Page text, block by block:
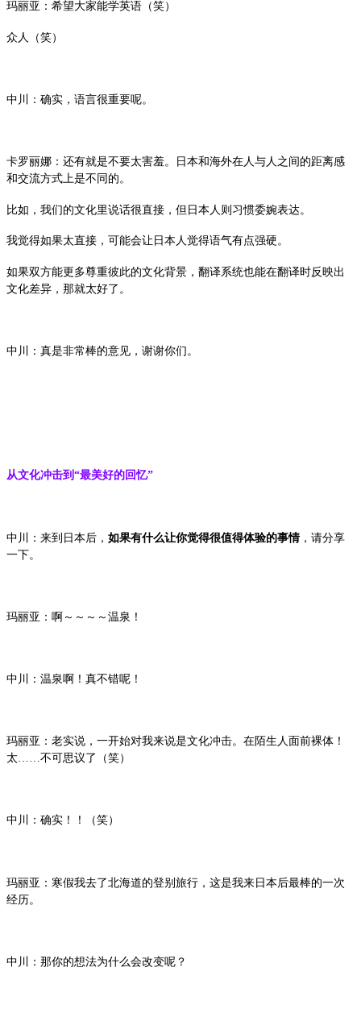
玛丽亚：希望大家能学英语（笑）
众人（笑）
中川：确实，语言很重要呢。
卡罗丽娜：还有就是不要太害羞。日本和海外在人与人之间的距离感
和交流方式上是不同的。
比如，我们的文化里说话很直接，但日本人则习惯委婉表达。
我觉得如果太直接，可能会让日本人觉得语气有点强硬。
如果双方能更多尊重彼此的文化背景，翻译系统也能在翻译时反映出
文化差异，那就太好了。
中川：真是非常棒的意见，谢谢你们。
从文化冲击到“最美好的回忆”
中川：来到日本后， 如果有什么让你觉得很值得体验的事情，请分享
一下。
玛丽亚：啊～～～～温泉！
中川：温泉啊！真不错呢！
玛丽亚：老实说，一开始对我来说是文化冲击。在陌生人面前裸体！
太……不可思议了（笑）
中川：确实！！（笑）
玛丽亚：寒假我去了北海道的登别旅行，这是我来日本后最棒的一次
经历。
中川：那你的想法为什么会改变呢？